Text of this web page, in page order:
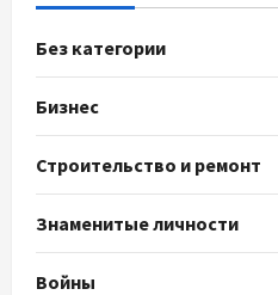
Без категории
Бизнес
Строительство и ремонт
Знаменитые личности
Войны